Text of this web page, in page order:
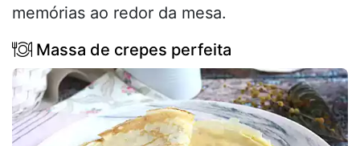
memórias ao redor da mesa.
Massa de crepes perfeita